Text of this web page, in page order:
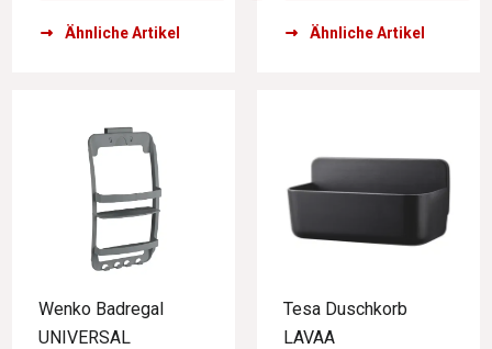
Ähnliche Artikel Ähnliche Artikel
Wenko Badregal
UNIVERSAL
Tesa Duschkorb
LAVAA